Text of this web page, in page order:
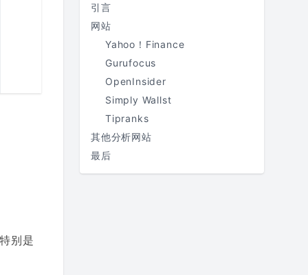
别是
引言
网站
Yahoo！Finance
Gurufocus
OpenInsider
Simply Wallst
Tipranks
其他分析网站
最后